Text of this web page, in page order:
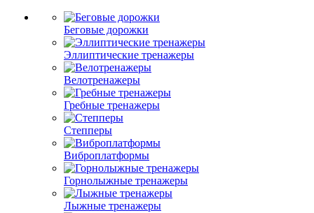
Беговые дорожки
Эллиптические тренажеры
Велотренажеры
Гребные тренажеры
Степперы
Виброплатформы
Горнолыжные тренажеры
Лыжные тренажеры